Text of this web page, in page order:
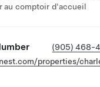
au comptoir d'accueil
(905) 468-
properties/